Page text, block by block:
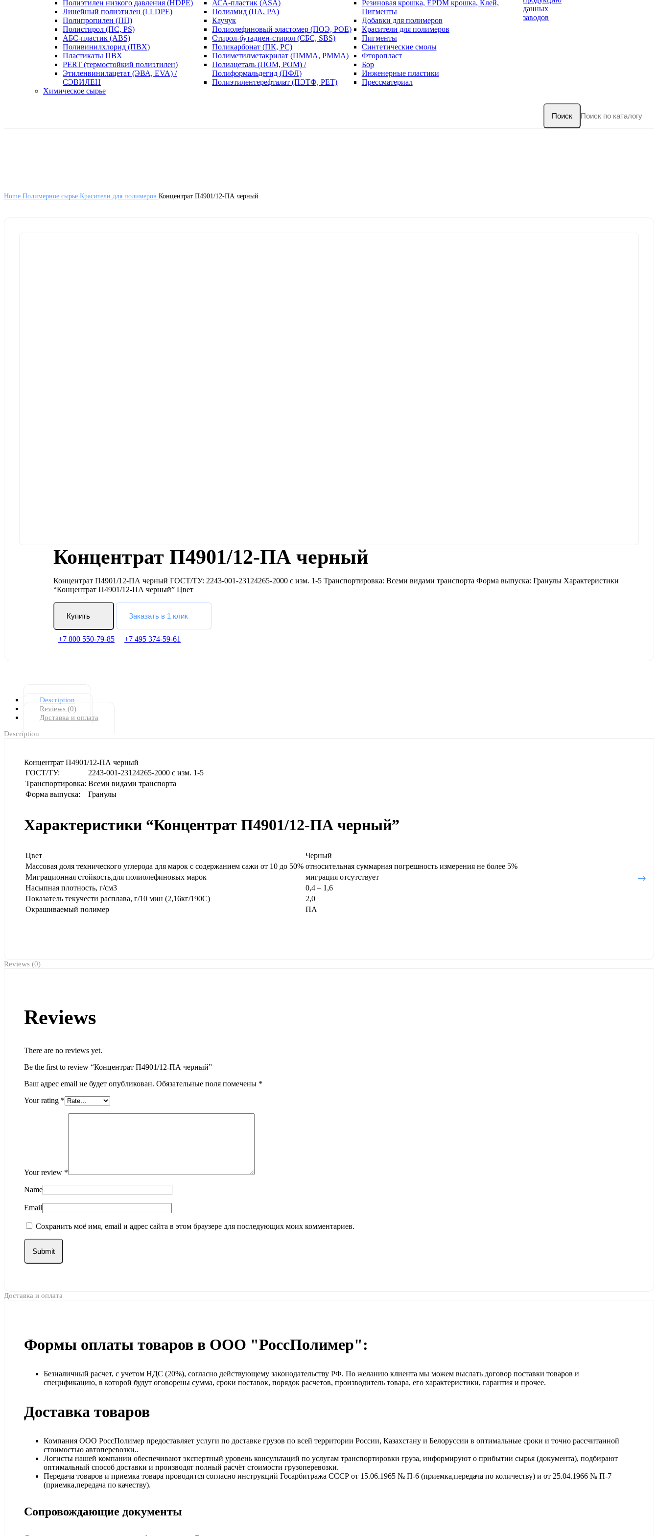
Полиэтилен низкого давления (HDPE)
Линейный полиэтилен (LLDPE)
Полипропилен (ПП)
Полистирол (ПС, PS)
АБС-пластик (ABS)
Поливинилхлорид (ПВХ)
Пластикаты ПВХ
PERT (термостойкий полиэтилен)
Этиленвинилацетат (ЭВА, EVA) /
СЭВИЛЕН
АСА-пластик (ASA)
Полиамид (ПА, PA)
Каучук
Полиолефиновый эластомер (ПОЭ, POE)
Стирол-бутадиен-стирол (СБС, SBS)
Поликарбонат (ПК, PC)
Полиметилметакрилат (ПММА, PMMA)
Полиацеталь (ПОМ, POM) /
Полиформальдегид (ПФЛ)
Полиэтилентерефталат (ПЭТФ, PET)
Резиновая крошка, EPDM крошка, Клей,
Пигменты
Добавки для полимеров
Красители для полимеров
Пигменты
Синтетические смолы
Фторопласт
Бор
Инженерные пластики
Прессматериал
Химическое сырье
данных
заводов
Поиск
Home Полимерное сырье Красители для полимеров Концентрат П4901/12-ПА черный
Концентрат П4901/12-ПА черный
Концентрат П4901/12-ПА черный ГОСТ/ТУ: 2243-001-23124265-2000 с изм. 1-5 Транспортировка: Всеми видами транспорта Форма выпуска: Гранулы Характеристики
“Концентрат П4901/12-ПА черный” Цвет
Купить Заказать в 1 клик
+7 800 550-79-85 +7 495 374-59-61
Description
Reviews (0)
Доставка и оплата
Description
Концентрат П4901/12-ПА черный
ГОСТ/ТУ:
2243-001-23124265-2000 с изм. 1-5
Транспортировка: Всеми видами транспорта
Форма выпуска:
Гранулы
Характеристики “Концентрат П4901/12-ПА черный”
Цвет
Черный
Массовая доля технического углерода для марок с содержанием сажи от 10 до 50% относительная суммарная погрешность измерения не более 5%
Миграционная стойкость,для полиолефиновых марок
миграция отсутствует
Насыпная плотность, г/см3
0,4 – 1,6
Показатель текучести расплава, г/10 мин (2,16кг/190С)
2,0
Окрашиваемый полимер
ПА
Reviews (0)
Reviews
There are no reviews yet.
Be the first to review “Концентрат П4901/12-ПА черный”
Ваш адрес email не будет опубликован. Обязательные поля помечены *
Your rating *
Your review *
Name
Email
Сохранить моё имя, email и адрес сайта в этом браузере для последующих моих комментариев.
Доставка и оплата
Формы оплаты товаров в ООО "РоссПолимер":
Безналичный расчет, с учетом НДС (20%), согласно действующему законодательству РФ. По желанию клиента мы можем выслать договор поставки товаров и
спецификацию, в которой будут оговорены сумма, сроки поставок, порядок расчетов, производитель товара, его характеристики, гарантия и прочее.
Доставка товаров
Компания ООО РоссПолимер предоставляет услуги по доставке грузов по всей территории России, Казахстану и Белоруссии в оптимальные сроки и точно рассчитанной
стоимостью автоперевозки..
Логисты нашей компании обеспечивают экспертный уровень консультаций по услугам транспортировки груза, информируют о прибытии сырья (документа), подбирают
оптимальный способ доставки и производят полный расчёт стоимости грузоперевозки.
Передача товаров и приемка товара проводится согласно инструкций Госарбитража СССР от 15.06.1965 № П-6 (приемка,передача по количеству) и от 25.04.1966 № П-7
(приемка,передача по качеству).
Сопровождающие документы